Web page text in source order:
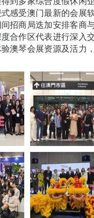
感受澳门最新的会展
招商局迭加安排客商
合作区代表进行深入
澳琴会展资源及活力